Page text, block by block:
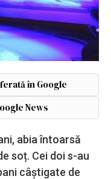
în Google
News
abia întoarsă
soț. Cei doi s-au
câștigate de